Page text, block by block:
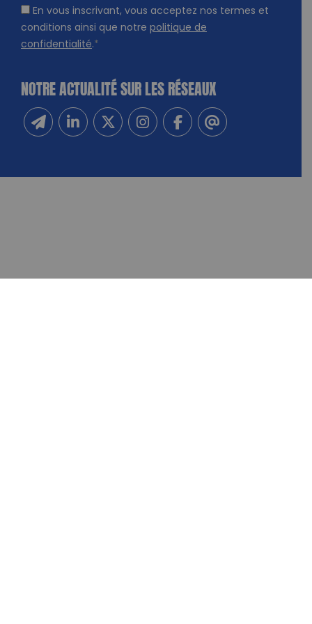
En vous inscrivant, vous acceptez nos termes et
conditions ainsi que notre politique de
confidentialité.*
NOTRE ACTUALITÉ SUR LES RÉSEAUX